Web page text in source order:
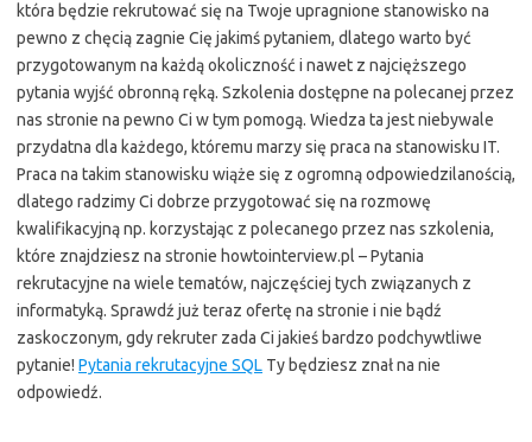
która będzie rekrutować się na Twoje upragnione stanowisko na
pewno z chęcią zagnie Cię jakimś pytaniem, dlatego warto być
przygotowanym na każdą okoliczność i nawet z najcięższego
pytania wyjść obronną ręką. Szkolenia dostępne na polecanej przez
nas stronie na pewno Ci w tym pomogą. Wiedza ta jest niebywale
przydatna dla każdego, któremu marzy się praca na stanowisku IT.
Praca na takim stanowisku wiąże się z ogromną odpowiedzilanością,
dlatego radzimy Ci dobrze przygotować się na rozmowę
kwalifikacyjną np. korzystając z polecanego przez nas szkolenia,
które znajdziesz na stronie howtointerview.pl – Pytania
rekrutacyjne na wiele tematów, najczęściej tych związanych z
informatyką. Sprawdź już teraz ofertę na stronie i nie bądź
zaskoczonym, gdy rekruter zada Ci jakieś bardzo podchywtliwe
pytanie! Pytania rekrutacyjne SQL Ty będziesz znał na nie
odpowiedź.